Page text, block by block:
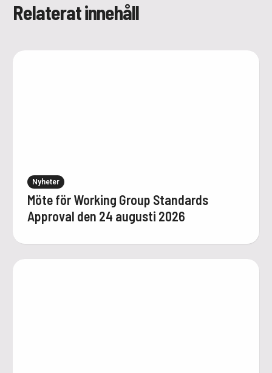
Relaterat innehåll
Nyheter
Möte för Working Group Standards
Approval den 24 augusti 2026